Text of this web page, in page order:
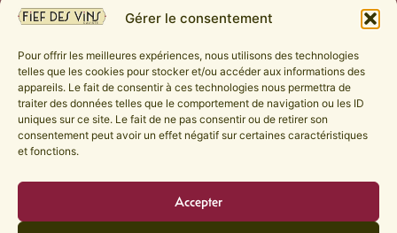
Gérer le consentement
Pour offrir les meilleures expériences, nous utilisons des technologies
telles que les cookies pour stocker et/ou accéder aux informations des
appareils. Le fait de consentir à ces technologies nous permettra de
traiter des données telles que le comportement de navigation ou les ID
uniques sur ce site. Le fait de ne pas consentir ou de retirer son
consentement peut avoir un effet négatif sur certaines caractéristiques
et fonctions.
Accepter
Politique de confidentialité
Mention légales
et nos moments en cave.
entreprise !
Paiement à la livraison.